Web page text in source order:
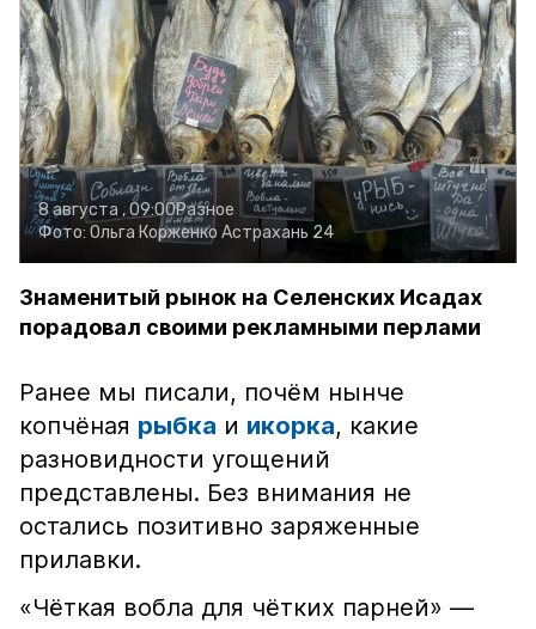
8 августа , 09:00Разное
Фото: Ольга Корженко Астрахань 24
Знаменитый рынок на Селенских Исадах
порадовал своими рекламными перлами
Ранее мы писали, почём нынче
копчёная рыбка и икорка, какие
разновидности угощений
представлены. Без внимания не
остались позитивно заряженные
прилавки.
«Чёткая вобла для чётких парней» —